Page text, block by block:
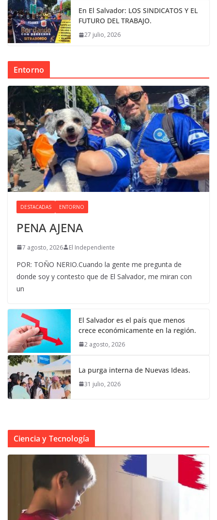
En El Salvador: LOS SINDICATOS Y EL
FUTURO DEL TRABAJO.
27 julio, 2026
Entorno
DESTACADAS ENTORNO
PENA AJENA
7 agosto, 2026 El Independiente
POR: TOÑO NERIO.Cuando la gente me pregunta de
donde soy y contesto que de El Salvador, me miran con
un
El Salvador es el país que menos
crece económicamente en la región.
2 agosto, 2026
La purga interna de Nuevas Ideas.
31 julio, 2026
Ciencia y Tecnología